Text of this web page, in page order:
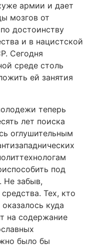
армии и дает
мозгов от
достоинству
и в нацистской
Сегодня
среде столь
ей занятия
теперь
лет поиска
оглушительным
под
Не забыв,
Тех, кто
куда
на содержание
было бы